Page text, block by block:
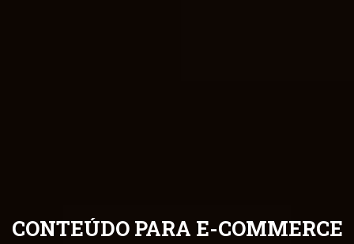
CONTEÚDO PARA E-COMMERCE